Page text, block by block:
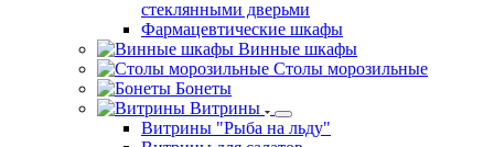
стеклянными дверьми
Фармацевтические шкафы
Винные шкафы
Столы морозильные
Бонеты
Витрины
Витрины "Рыба на льду"